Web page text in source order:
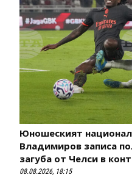
Юношеският
Владимиров записа
загуба от Челси в
08.08.2026, 18:15